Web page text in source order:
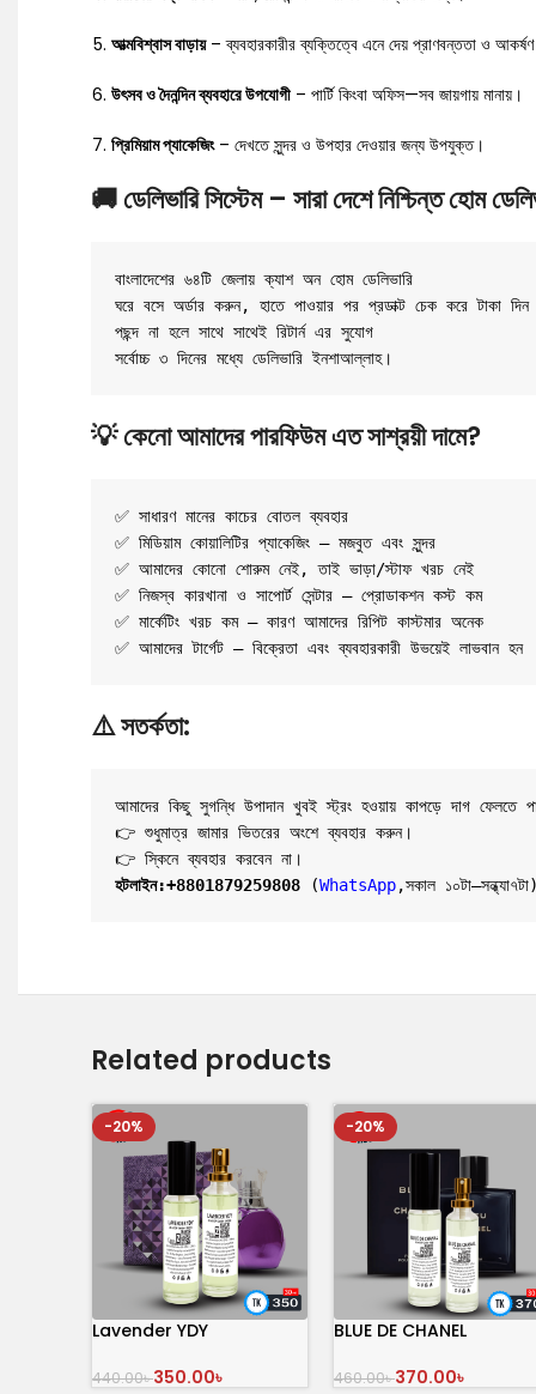
আত্মবিশ্বাস বাড়ায়– ব্যবহারকারীর ব্যক্তিত্বে এনে দেয় প্রাণবন্ততা ও
উৎসব ও দৈনন্দিন ব্যবহারে উপযোগী – পার্টি কিংবা অফিস—সব জায়গায় মানায়।
প্রিমিয়াম প্যাকেজিং– দেখতে সুন্দর ও উপহার দেওয়ার জন্য উপযুক্ত।
🚚ডেলিভারি সিস্টেম – সারা দেশে নিশ্চিন্ত হোম
বাংলাদেশের ৬৪টি জেলায় ক্যাশ অন হোম ডেলিভারি
ঘরে বসে অর্ডার করুন, হাতে পাওয়ার পর প্রডাক্ট চেক করে টাকা দিন
পছন্দ না হলে সাথে সাথেই রিটার্ন এর সুযোগ
সর্বোচ্চ ৩ দিনের মধ্যে ডেলিভারি ইনশাআল্লাহ।
💡কেনো আমাদের পারফিউমএত সাশ্রয়ী দামে?
✅ সাধারণ মানের কাচের বোতল ব্যবহার
✅ মিডিয়াম কোয়ালিটির প্যাকেজিং – মজবুত এবং সুন্দর
✅ আমাদের কোনো শোরুম নেই, তাই ভাড়া/স্টাফ খরচ নেই
✅ নিজস্ব কারখানা ও সাপোর্ট সেন্টার – প্রোডাকশন কস্ট কম
✅ মার্কেটিং খরচ কম – কারণ আমাদের রিপিট কাস্টমার অনেক
✅ আমাদের টার্গেট – বিক্রেতা এবং ব্যবহারকারী উভয়েই লাভবান হন
⚠️সতর্কতা:
আমাদের কিছু সুগন্ধি উপাদান খুবই স্ট্রং হওয়ায় কাপড়ে দাগ ফেলতে
👉 শুধুমাত্র জামার ভিতরের অংশে ব্যবহার করুন।
হটলাইন:+8801879259808 (WhatsApp,সকাল ১০টা–সন্ধ্যা৭টা)
Related products
-20%
Lavender YDY
440.00৳350.00৳
-20%
BLUE DE CHANEL
460.00৳370.00৳